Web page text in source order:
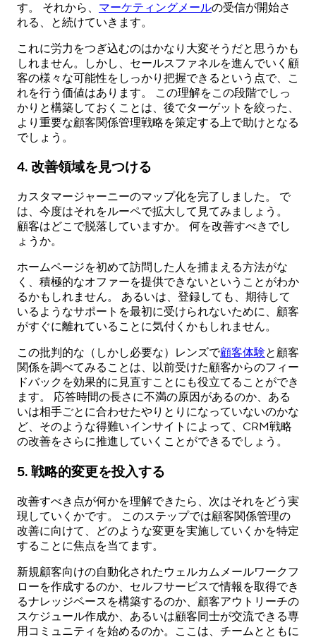
す。 それから、 マーケティングメールの受信が開始さ
れる、と続けていきます。
これに労力をつぎ込むのはかなり大変そうだと思うかも
しれません。しかし、セールスファネルを進んでいく顧
客の様々な可能性をしっかり把握できるという点で、こ
れを行う価値はあります。 この理解をこの段階でしっ
かりと構築しておくことは、後でターゲットを絞った、
より重要な顧客関係管理戦略を策定する上で助けとなる
でしょう。
4. 改善領域を見つける
カスタマージャーニーのマップ化を完了しました。 で
は、今度はそれをルーペで拡大して見てみましょう。
顧客はどこで脱落していますか。 何を改善すべきでし
ょうか。
ホームページを初めて訪問した人を捕まえる方法がな
く、積極的なオファーを提供できないということがわか
るかもしれません。 あるいは、登録しても、期待して
いるようなサポートを最初に受けられないために、顧客
がすぐに離れていることに気付くかもしれません。
この批判的な（しかし必要な）レンズで顧客体験と顧客
関係を調べてみることは、以前受けた顧客からのフィー
ドバックを効果的に見直すことにも役立てることができ
ます。 応答時間の長さに不満の原因があるのか、ある
いは相手ごとに合わせたやりとりになっていないのかな
ど、そのような得難いインサイトによって、CRM戦略
の改善をさらに推進していくことができるでしょう。
5. 戦略的変更を投入する
改善すべき点が何かを理解できたら、次はそれをどう実
現していくかです。 このステップでは顧客関係管理の
改善に向けて、どのような変更を実施していくかを特定
することに焦点を当てます。
新規顧客向けの自動化されたウェルカムメールワークフ
ローを作成するのか、セルフサービスで情報を取得でき
るナレッジベースを構築するのか、顧客アウトリーチの
スケジュール作成か、あるいは顧客同士が交流できる専
用コミュニティを始めるのか。ここは、チームとともに